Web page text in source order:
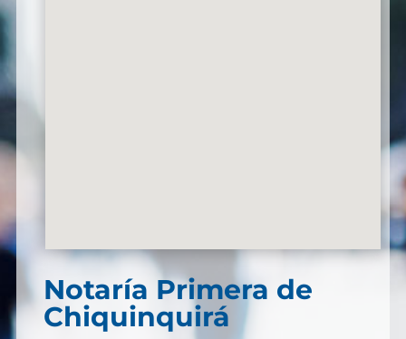
Notaría Primera de
Chiquinquirá